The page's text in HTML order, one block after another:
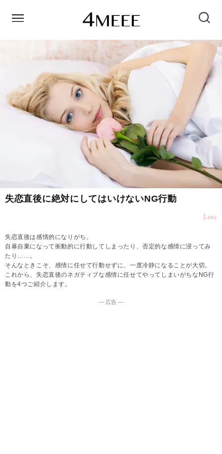
失恋直後に絶対にしてはいけないNG行動
Love
失恋直後は感情的になりがち。
自暴自棄になって衝動的に行動してしまったり、否定的な感情に浸ってみ
たり……。
そんなときこそ、感情に任せて行動せずに、一度冷静になることが大切。
これから、失恋直後のネガティブな感情に任せてやってしまいがちなNG行
動を4つご紹介します。
― 広告 ―